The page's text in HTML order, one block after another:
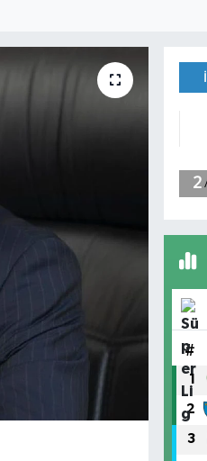
#
1
2
3